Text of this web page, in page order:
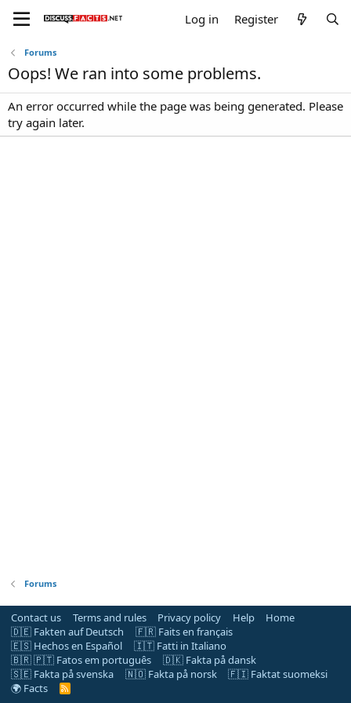
Log in Register
Forums
Oops! We ran into some problems.
An error occurred while the page was being generated. Please
try again later.
Forums
Contact us Terms and rules Privacy policy Help
Home
🇩🇪 Fakten auf Deutsch
🇫🇷 Faits en français
🇪🇸 Hechos en Español
🇮🇹 Fatti in Italiano
🇧🇷 🇵🇹 Fatos em português
🇩🇰 Fakta på dansk
🇸🇪 Fakta på svenska
🇳🇴 Fakta på norsk
🇫🇮 Faktat suomeksi
🌍 Facts
R